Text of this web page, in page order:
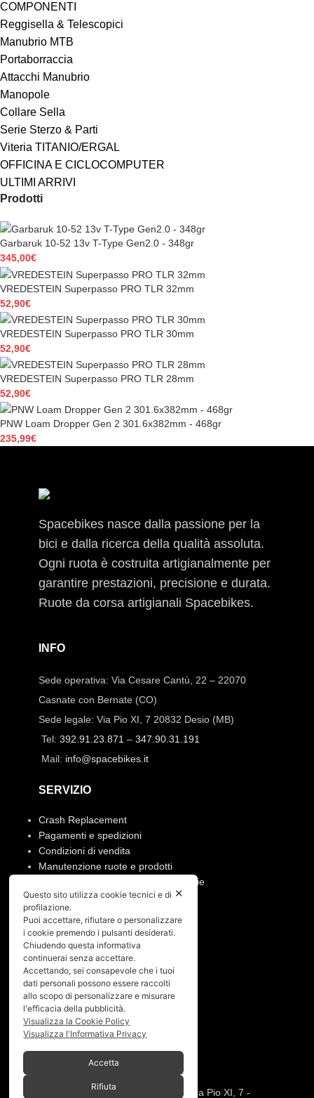
COMPONENTI
Reggisella & Telescopici
Manubrio MTB
Portaborraccia
Attacchi Manubrio
Manopole
Collare Sella
Serie Sterzo & Parti
Viteria TITANIO/ERGAL
OFFICINA E CICLOCOMPUTER
ULTIMI ARRIVI
Prodotti
Garbaruk 10-52 13v T-Type Gen2.0 - 348gr
345,00€
VREDESTEIN Superpasso PRO TLR 32mm
52,90€
VREDESTEIN Superpasso PRO TLR 30mm
52,90€
VREDESTEIN Superpasso PRO TLR 28mm
52,90€
PNW Loam Dropper Gen 2 301.6x382mm - 468gr
235,99€
Spacebikes nasce dalla passione per la
bici e dalla ricerca della qualità assoluta.
Ogni ruota è costruita artigianalmente per
garantire prestazioni, precisione e durata.
Ruote da corsa artigianali Spacebikes.
INFO
Sede operativa: Via Cesare Cantù, 22 – 22070
Casnate con Bernate (CO)
Sede legale: Via Pio XI, 7 20832 Desio (MB)
Tel: 392.91.23.871 – 347.90.31.191
Mail: info@spacebikes.it
SERVIZIO
Crash Replacement
Pagamenti e spedizioni
Condizioni di vendita
Manutenzione ruote e prodotti
Resi, annullamento ordine e garanzie
PRIVACY
Privacy policy
Cookies policy
Menù
Home
Chi siamo
SPACEBIKESCopyright © 2026 - Via Pio XI, 7 -
✕
Questo sito utilizza cookie tecnici e di
profilazione.
Puoi accettare, rifiutare o personalizzare
i cookie premendo i pulsanti desiderati.
Chiudendo questa informativa
continuerai senza accettare.
Accettando, sei consapevole che i tuoi
dati personali possono essere raccolti
allo scopo di personalizzare e misurare
l'efficacia della pubblicità.
Visualizza la Cookie Policy
Visualizza l'Informativa Privacy
Accetta
Rifiuta